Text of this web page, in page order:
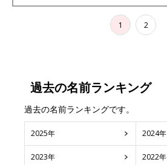
1 2
過去の名前ランキング
過去の名前ランキングです。
2025年 2024年
2023年 2022年